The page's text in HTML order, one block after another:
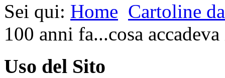
Sei qui: Home Cartoline
100 anni fa...cosa
Uso del Sito